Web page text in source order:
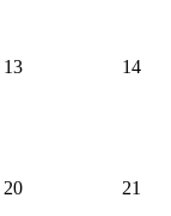
13 14
20
21